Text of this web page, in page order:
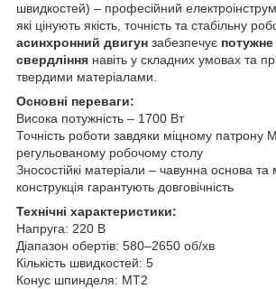
швидкостей) – професійний
які цінують якість, точність та стабільну
асинхронний двигун забезпечує потужне
свердління навіть у складних умовах та
твердими матеріалами.
Основні переваги:
Висока потужність – 1700 Вт
Точність роботи завдяки міцному патрону
регульованому робочому столу
Зносостійкі матеріали – чавунна основа та
конструкція гарантують довговічність
Технічні характеристики:
Напруга: 220 В
Діапазон обертів: 580–2650 об/хв
Кількість швидкостей: 5
Конус шпинделя: MT2